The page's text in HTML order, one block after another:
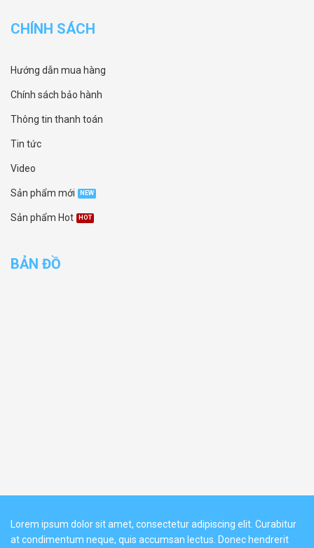
CHÍNH SÁCH
Hướng dẫn mua hàng
Chính sách bảo hành
Thông tin thanh toán
Tin tức
Video
Sản phẩm mới
Sản phẩm Hot
BẢN ĐỒ
Lorem ipsum dolor sit amet, consectetur adipiscing elit. Curabitur
at condimentum neque, quis accumsan lectus. Donec hendrerit